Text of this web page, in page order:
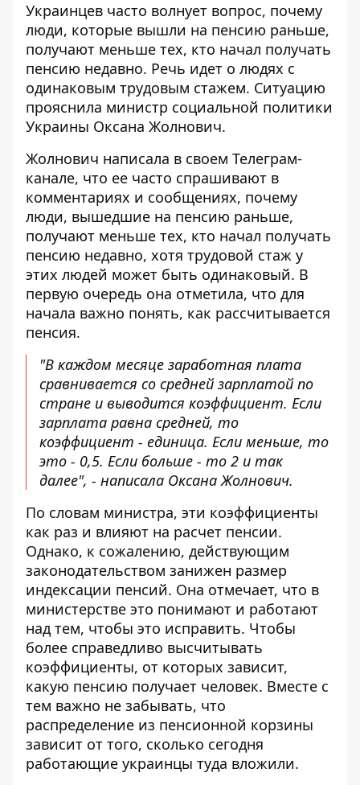
Украинцев часто волнует вопрос, почему
люди, которые вышли на пенсию раньше,
получают меньше тех, кто начал получать
пенсию недавно. Речь идет о людях с
одинаковым трудовым стажем. Ситуацию
прояснила министр социальной политики
Украины Оксана Жолнович.
Жолнович написала в своем Телеграм-
канале, что ее часто спрашивают в
комментариях и сообщениях, почему
люди, вышедшие на пенсию раньше,
получают меньше тех, кто начал получать
пенсию недавно, хотя трудовой стаж у
этих людей может быть одинаковый. В
первую очередь она отметила, что для
начала важно понять, как рассчитывается
пенсия.
"В каждом месяце заработная плата
сравнивается со средней зарплатой по
стране и выводится коэффициент. Если
зарплата равна средней, то
коэффициент - единица. Если меньше, то
это - 0,5. Если больше - то 2 и так
далее", - написала Оксана Жолнович.
По словам министра, эти коэффициенты
как раз и влияют на расчет пенсии.
Однако, к сожалению, действующим
законодательством занижен размер
индексации пенсий. Она отмечает, что в
министерстве это понимают и работают
над тем, чтобы это исправить. Чтобы
более справедливо высчитывать
коэффициенты, от которых зависит,
какую пенсию получает человек. Вместе с
тем важно не забывать, что
распределение из пенсионной корзины
зависит от того, сколько сегодня
работающие украинцы туда вложили.